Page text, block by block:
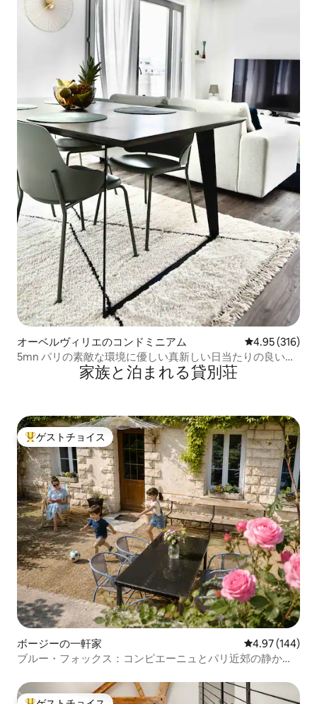
オーベルヴィリエのコンドミニアム レビュー316
4.95 (316)
5mn パリの素敵な環境に優しい真新しい日当たりの良いア
家族と泊まれる貸別荘
大好評のゲストチョイスです。
ゲストチョイス
ボージーの一軒家 レビュー144
4.97 (144)
ブルー・フォックス：コンピエーニュとパリ近郊の静かで